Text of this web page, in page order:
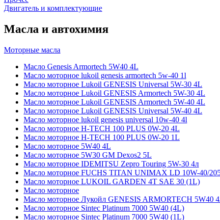
Двигатель и комплектующие
Масла и автохимия
Моторные масла
Масло Genesis Armortech 5W40 4L
Масло моторное lukoil genesis armortech 5w-40 1l
Масло моторное Lukoil GENESIS Universal 5W-30 4L
Масло моторное Lukoil GENESIS Armortech 5W-30 4L
Масло моторное Lukoil GENESIS Armortech 5W-40 4L
Масло моторное Lukoil GENESIS Universal 5W-40 4L
Масло моторное lukoil genesis universal 10w-40 4l
Масло моторное H-TECH 100 PLUS 0W-20 4L
Масло моторное H-TECH 100 PLUS 0W-20 1L
Масло моторное 5W40 4L
Масло моторное 5W30 GM Dexos2 5L
Масло моторное IDEMITSU Zepro Touring 5W-30 4л
Масло моторное FUCHS TITAN UNIMAX LD 10W-40/
Масло моторное LUKOIL GARDEN 4Т SAE 30 (1L)
Масло моторное
Масло моторное Лукойл GENESIS ARMORTECH 5W40
Масло моторное Sintec Platinum 7000 5W40 (4L)
Масло моторное Sintec Platinum 7000 5W40 (1L)